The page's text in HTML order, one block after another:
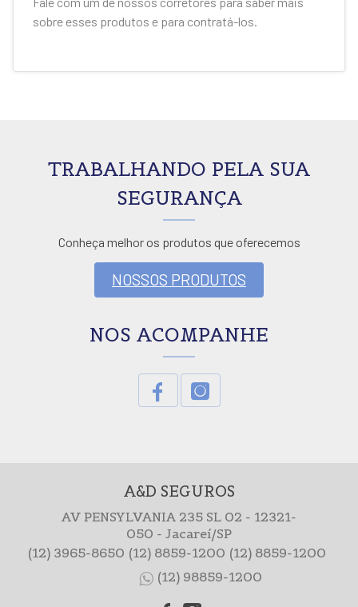
sobre esses produtos e para contratá-los.
TRABALHANDO PELA SUA
SEGURANÇA
Conheça melhor os produtos que oferecemos
NOSSOS PRODUTOS
NOS ACOMPANHE
A&D SEGUROS
AV PENSYLVANIA 235 SL 02 - 12321-
050 - Jacareí/SP
(12) 3965-8650 (12) 8859-1200 (12) 8859-1200
(12) 98859-1200